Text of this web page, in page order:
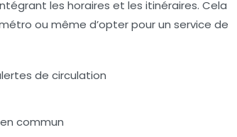
les horaires et les itinéraires. Cela
ou même d’opter pour un service de
de circulation
commun